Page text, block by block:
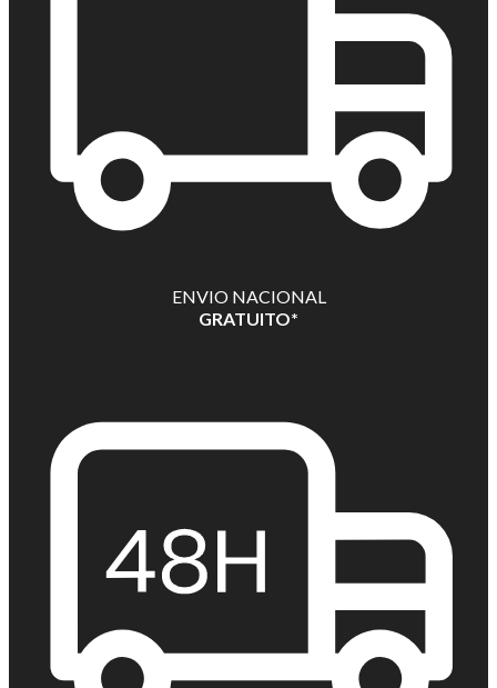
ENVIO NACIONAL
GRATUITO*